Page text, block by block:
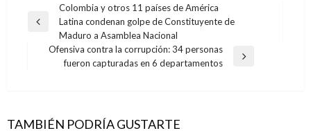
Navegación
de
entradas
Entrada
anterior
Colombia y otros 11 países de América
Latina condenan golpe de Constituyente de
Maduro a Asamblea Nacional
Entrada
Ofensiva contra la corrupción: 34 personas
fueron capturadas en 6 departamentos
TAMBIÉN PODRÍA GUSTARTE